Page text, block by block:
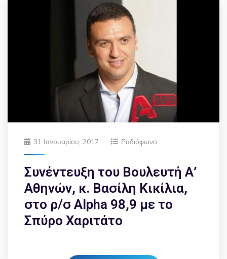
31 Ιανουαρίου, 2017 Ραδιόφωνο
Συνέντευξη του Βουλευτή Α’
Αθηνών, κ. Βασίλη Κικίλια,
στο ρ/σ Alpha 98,9 με το
Σπύρο Χαριτάτο